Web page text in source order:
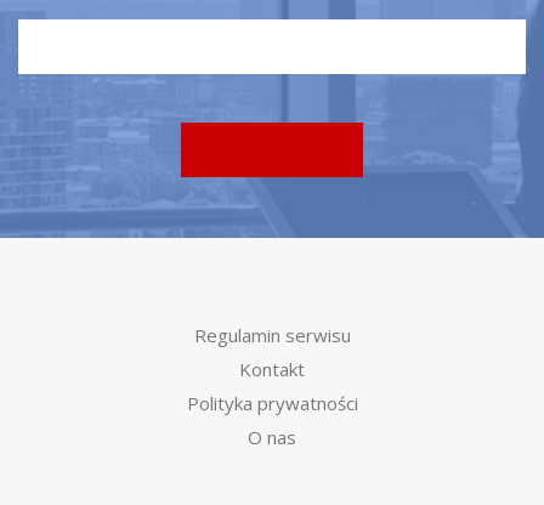
Regulamin serwisu
Kontakt
Polityka prywatności
O nas